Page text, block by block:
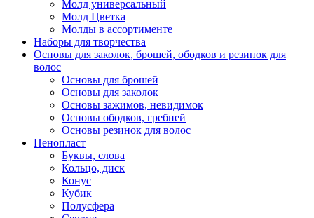
Молд универсальный
Молд Цветка
Молды в ассортименте
Наборы для творчества
Основы для заколок, брошей, ободков и резинок для
волос
Основы для брошей
Основы для заколок
Основы зажимов, невидимок
Основы ободков, гребней
Основы резинок для волос
Пенопласт
Буквы, слова
Кольцо, диск
Конус
Кубик
Полусфера